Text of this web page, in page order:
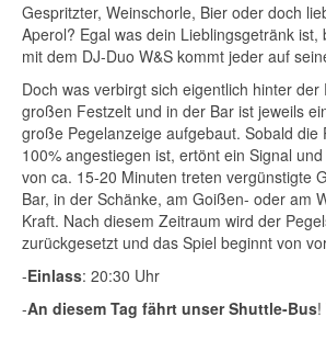
Gespritzter, Weinschorle, Bier oder doch
Aperol? Egal was dein Lieblingsgetränk ist,
mit dem DJ-Duo W&S kommt jeder auf
Doch was verbirgt sich eigentlich hinter der
großen Festzelt und in der Bar ist jeweils
große Pegelanzeige aufgebaut. Sobald die
100% angestiegen ist, ertönt ein Signal
von ca. 15-20 Minuten treten vergünstigte
Bar, in der Schänke, am Goißen- oder am
Kraft. Nach diesem Zeitraum wird der
zurückgesetzt und das Spiel beginnt von
-Einlass: 20:30 Uhr
-An diesem Tag fährt unser Shuttle-Bus!